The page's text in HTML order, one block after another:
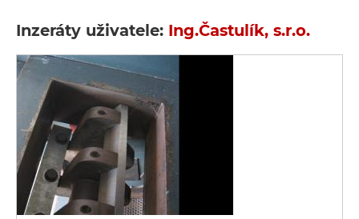
Inzeráty uživatele: Ing.Častulík, s.r.o.